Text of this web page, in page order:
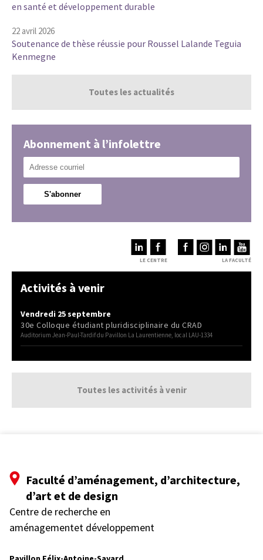
en santé et développement durable
22 avril 2026
Soutenance de thèse réussie pour Roussel Lalande Teguia
Kenmegne
Toutes les actualités
Abonnement à l’infolettre
LA FACULTÉ
LE CENTRE
Activités à venir
Vendredi 25 septembre
30e Colloque étudiant pluridisciplinaire du CRAD
Auditorium Jean-Paul-Tardif du Pavillon La Laurentienne, local LAU-1334
Toutes les activités à venir
Faculté d’aménagement, d’architecture,
d’art et de design
Centre de recherche en
aménagementet développement